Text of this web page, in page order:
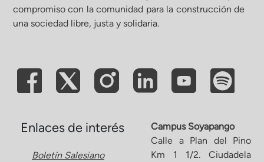
compromiso con la comunidad para la construcción de
una sociedad libre, justa y solidaria.
Enlaces de interés
Boletín Salesiano
Campus Soyapango
Calle a Plan del Pino
Km 1 1/2. Ciudadela